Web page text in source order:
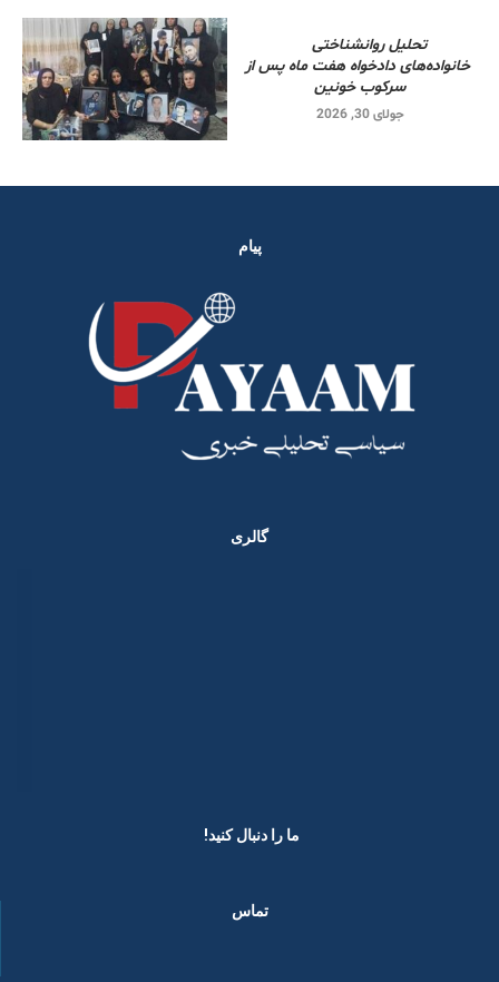
تحلیل روانشناختی
خانواده‌های دادخواه هفت ماه پس از
سرکوب خونین
جولای 30, 2026
پیام
گالری
ما را دنبال کنید! ​
تماس